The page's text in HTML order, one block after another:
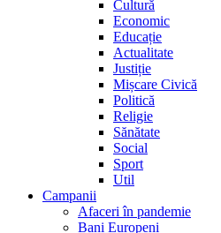
Cultură
Economic
Educație
Actualitate
Justiție
Mișcare Civică
Politică
Religie
Sănătate
Social
Sport
Util
Campanii
Afaceri în pandemie
Bani Europeni